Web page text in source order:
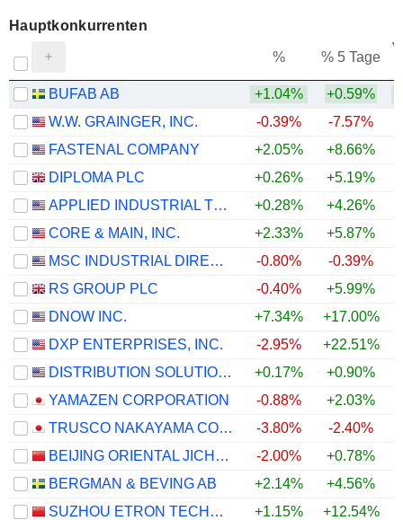
Hauptkonkurrenten
% % 5 Tage
BUFAB AB +1.04% +0.59%
W.W. GRAINGER, INC.
-0.39% -7.57%
FASTENAL COMPANY
+2.05% +8.66%
DIPLOMA PLC
+0.26% +5.19%
APPLIED INDUSTRIAL TECHNOLOGIES, INC.
+0.28% +4.26%
CORE & MAIN, INC.
+2.33% +5.87%
MSC INDUSTRIAL DIRECT CO., INC.
-0.80% -0.39%
RS GROUP PLC
-0.40% +5.99%
DNOW INC.
+7.34% +17.00%
DXP ENTERPRISES, INC.
-2.95% +22.51%
DISTRIBUTION SOLUTIONS GROUP, INC.
+0.17% +0.90%
YAMAZEN CORPORATION
-0.88% +2.03%
TRUSCO NAKAYAMA CORPORATION
-3.80% -2.40%
BEIJING ORIENTAL JICHENG CO., LTD.
-2.00% +0.78%
BERGMAN & BEVING AB
+2.14% +4.56%
SUZHOU ETRON TECHNOLOGIES CO.,LTD.
+1.15% +12.54%